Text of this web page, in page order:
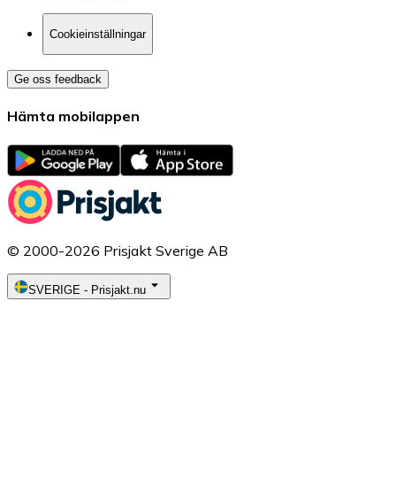
Cookieinställningar
Ge oss feedback
Hämta mobilappen
© 2000-2026 Prisjakt Sverige AB
SVERIGE - Prisjakt.nu